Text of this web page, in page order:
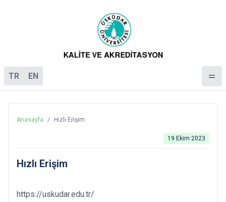
TR EN
Anasayfa / Hızlı Erişim
19 Ekim 2023
Hızlı Erişim
https://uskudar.edu.tr/